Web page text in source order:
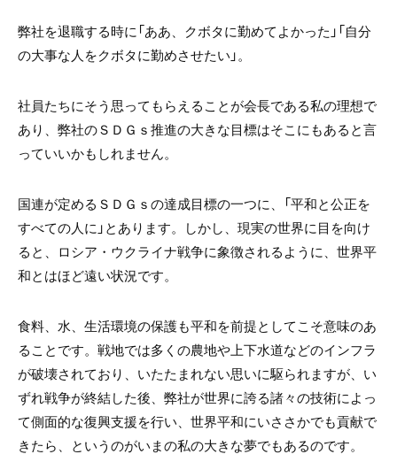
弊社を退職する時に「ああ、クボタに勤めてよかった」「自分
の大事な人をクボタに勤めさせたい」。
社員たちにそう思ってもらえることが会長である私の理想で
あり、弊社のＳＤＧｓ推進の大きな目標はそこにもあると言
っていいかもしれません。
国連が定めるＳＤＧｓの達成目標の一つに、「平和と公正を
すべての人に」とあります。しかし、現実の世界に目を向け
ると、ロシア・ウクライナ戦争に象徴されるように、世界平
和とはほど遠い状況です。
食料、水、生活環境の保護も平和を前提としてこそ意味のあ
ることです。戦地では多くの農地や上下水道などのインフラ
が破壊されており、いたたまれない思いに駆られますが、い
ずれ戦争が終結した後、弊社が世界に誇る諸々の技術によっ
て側面的な復興支援を行い、世界平和にいささかでも貢献で
きたら、というのがいまの私の大きな夢でもあるのです。